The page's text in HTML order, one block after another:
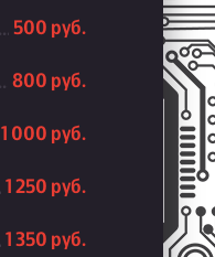
500 руб.
800 руб.
1 000 руб.
1 250 руб.
1 350 руб.